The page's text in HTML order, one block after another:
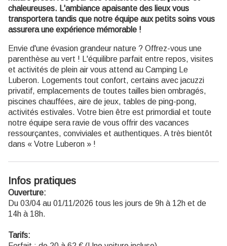
chaleureuses. L'ambiance apaisante des lieux vous
transportera tandis que notre équipe aux petits soins vous
assurera une expérience mémorable !
Envie d'une évasion grandeur nature ? Offrez-vous une
parenthèse au vert ! L'équilibre parfait entre repos, visites
et activités de plein air vous attend au Camping Le
Luberon. Logements tout confort, certains avec jacuzzi
privatif, emplacements de toutes tailles bien ombragés,
piscines chauffées, aire de jeux, tables de ping-pong,
activités estivales. Votre bien être est primordial et toute
notre équipe sera ravie de vous offrir des vacances
ressourçantes, conviviales et authentiques. A très bientôt
dans « Votre Luberon » !
Infos pratiques
Ouverture:
Du 03/04 au 01/11/2026 tous les jours de 9h à 12h et de
14h à 18h.
Tarifs: